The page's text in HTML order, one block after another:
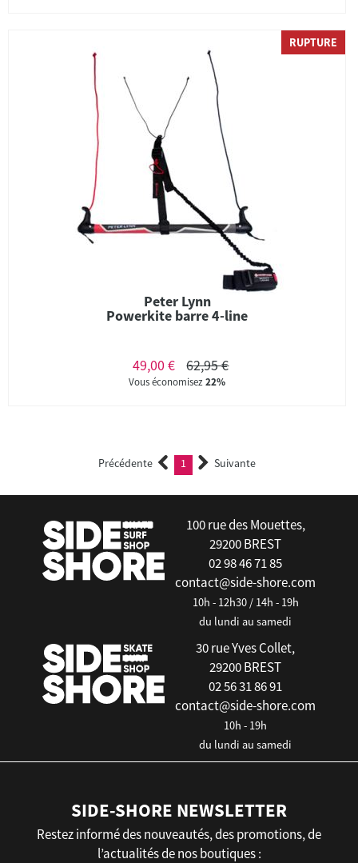
RUPTURE
Peter Lynn
Powerkite barre 4-line
49,00 € 62,95 €
Vous économisez22%
Précédente 1 (current)Suivante
100 rue des Mouettes,
29200 BREST
02 98 46 71 85
contact@side-shore.com
10h - 12h30 / 14h - 19h
du lundi au samedi
30 rue Yves Collet,
29200 BREST
02 56 31 86 91
contact@side-shore.com
10h - 19h
du lundi au samedi
SIDE-SHORE NEWSLETTER
Restez informé des nouveautés, des promotions, de
l’actualités de nos boutiques :